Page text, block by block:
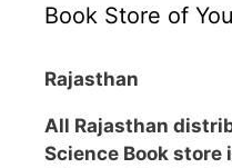
Book Store of
Rajasthan
All Rajasthan
Science Book store